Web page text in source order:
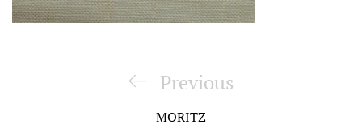
Previous
Post
Previous
MORITZ